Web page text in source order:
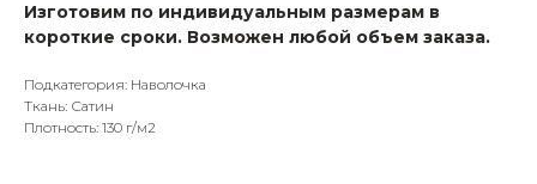
Изготовим по индивидуальным размерам в
короткие сроки. Возможен любой объем заказа.
Подкатегория: Наволочка
Ткань: Сатин
Плотность: 130 г/м2